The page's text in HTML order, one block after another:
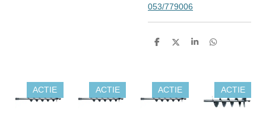
053/779006
D
D
S
D
ACTIE ACTIE ACTIE ACTIE